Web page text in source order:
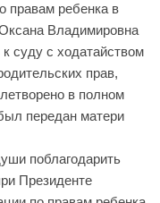
правам ребенка в
Владимировна
суду с ходатайством
прав,
в полном
передан матери
поблагодарить
Президенте